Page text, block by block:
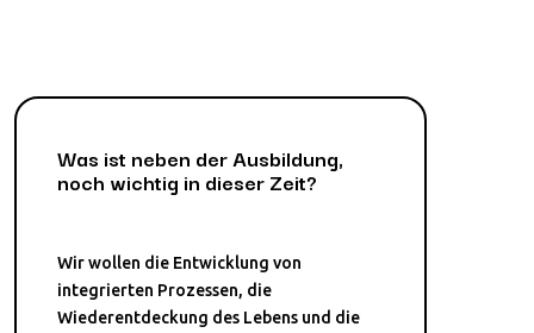
Was ist neben der Ausbildung,
noch wichtig in dieser Zeit?
Wir wollen die Entwicklung von
integrierten Prozessen, die
Wiederentdeckung des Lebens und die